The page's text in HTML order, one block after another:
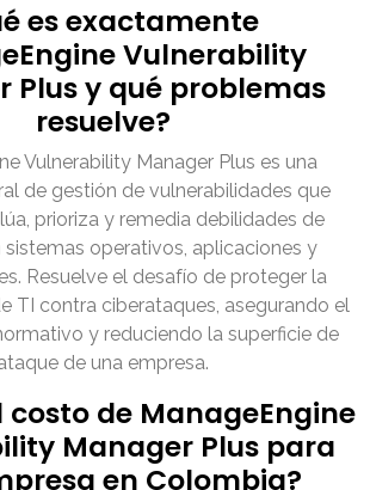
es exactamente
Vulnerability
Plus y qué problemas
resuelve?
Vulnerability Manager Plus es una
de gestión de vulnerabilidades que
prioriza y remedia debilidades de
sistemas operativos, aplicaciones y
Resuelve el desafío de proteger la
TI contra ciberataques, asegurando el
y reduciendo la superficie de
de una empresa.
costo de ManageEngine
Manager Plus para
en Colombia?